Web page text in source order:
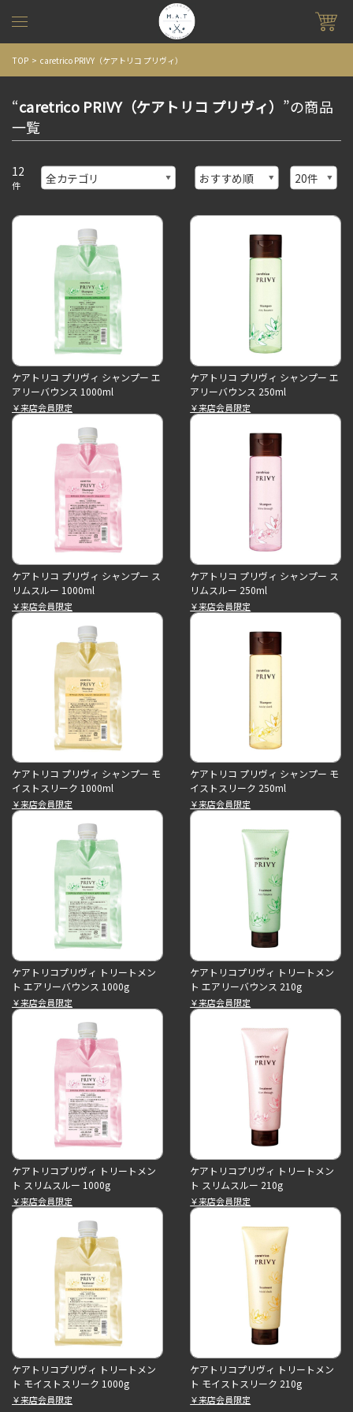
TOP caretrico PRIVY（ケアトリコ プリヴィ）
“caretrico PRIVY（ケアトリコ プリヴィ） ”の商品
一覧
12
件
ケアトリコ プリヴィ シャンプー エ
アリーバウンス 1000ml
￥来店会員限定
ケアトリコ プリヴィ シャンプー エ
アリーバウンス 250ml
￥来店会員限定
ケアトリコ プリヴィ シャンプー ス
リムスルー 1000ml
￥来店会員限定
ケアトリコ プリヴィ シャンプー ス
リムスルー 250ml
￥来店会員限定
ケアトリコ プリヴィ シャンプー モ
イストスリーク 1000ml
￥来店会員限定
ケアトリコ プリヴィ シャンプー モ
イストスリーク 250ml
￥来店会員限定
ケアトリコプリヴィ トリートメン
ト エアリーバウンス 1000g
￥来店会員限定
ケアトリコプリヴィ トリートメン
ト エアリーバウンス 210g
￥来店会員限定
ケアトリコプリヴィ トリートメン
ト スリムスルー 1000g
￥来店会員限定
ケアトリコプリヴィ トリートメン
ト スリムスルー 210g
￥来店会員限定
ケアトリコプリヴィ トリートメン
ト モイストスリーク 1000g
￥来店会員限定
ケアトリコプリヴィ トリートメン
ト モイストスリーク 210g
￥来店会員限定